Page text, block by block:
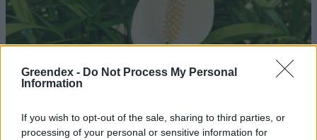
Greendex - Do Not Process My Personal
Information
If you wish to opt-out of the sale, sharing to third parties, or
processing of your personal or sensitive information for